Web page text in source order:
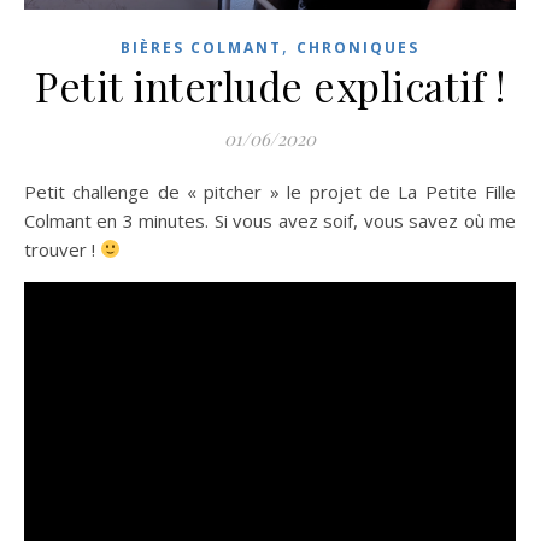
BIÈRES COLMANT , CHRONIQUES
Petit interlude explicatif !
01/06/2020
Petit challenge de « pitcher » le projet de La Petite Fille
Colmant en 3 minutes. Si vous avez soif, vous savez où me
trouver !